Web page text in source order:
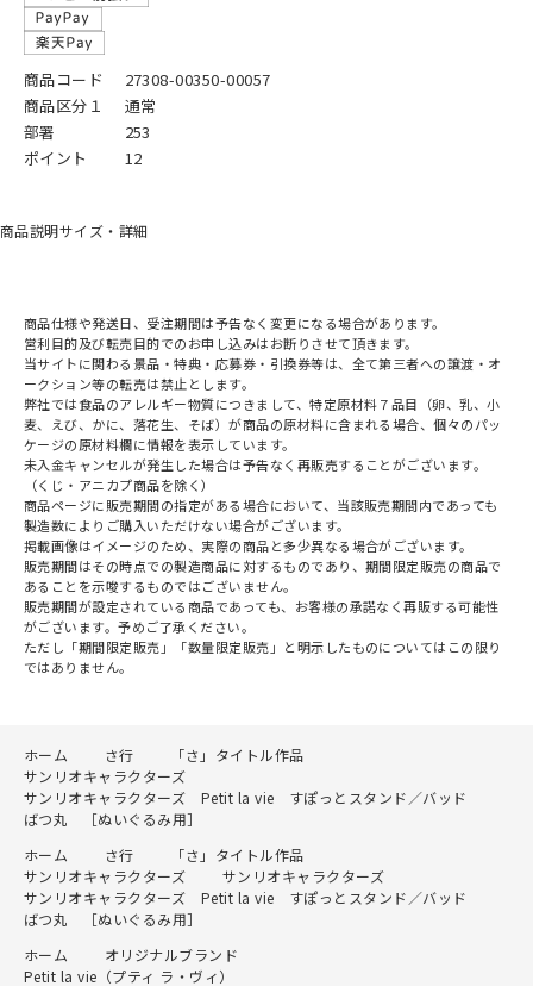
商品コード
27308-00350-00057
商品区分１
通常
部署
253
ポイント
12
商品説明サイズ・詳細
商品仕様や発送日、受注期間は予告なく変更になる場合があります。
営利目的及び転売目的でのお申し込みはお断りさせて頂きます。
当サイトに関わる景品・特典・応募券・引換券等は、全て第三者への譲渡・オ
ークション等の転売は禁止とします。
弊社では食品のアレルギー物質につきまして、特定原材料７品目（卵、乳、小
麦、えび、かに、落花生、そば）が商品の原材料に含まれる場合、個々のパッ
ケージの原材料欄に情報を表示しています。
未入金キャンセルが発生した場合は予告なく再販売することがございます。
（くじ・アニカプ商品を除く）
商品ページに販売期間の指定がある場合において、当該販売期間内であっても
製造数によりご購入いただけない場合がございます。
掲載画像はイメージのため、実際の商品と多少異なる場合がございます。
販売期間はその時点での製造商品に対するものであり、期間限定販売の商品で
あることを示唆するものではございません。
販売期間が設定されている商品であっても、お客様の承諾なく再販する可能性
がございます。予めご了承ください。
ただし「期間限定販売」「数量限定販売」と明示したものについてはこの限り
ではありません。
ホーム さ行
「さ」タイトル作品
サンリオキャラクターズ
サンリオキャラクターズ Petit la vie すぽっとスタンド／バッド
ばつ丸 ［ぬいぐるみ用］
ホーム
さ行
「さ」タイトル作品
サンリオキャラクターズ
サンリオキャラクターズ
サンリオキャラクターズ Petit la vie すぽっとスタンド／バッド
ばつ丸 ［ぬいぐるみ用］
ホーム
オリジナルブランド
Petit la vie（プティ ラ・ヴィ）